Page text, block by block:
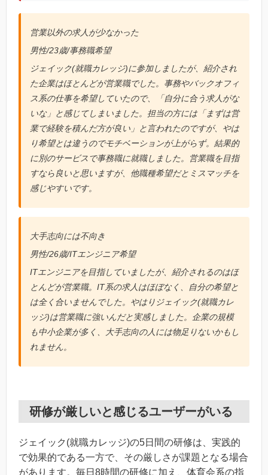
営業以外の求人が少なかった
男性/23歳/事務職希望
ジェイック(就職カレッジ)に参加しましたが、紹介され
た企業はほとんどが営業職でした。事務やバックオフィ
ス系の仕事を希望していたので、「自分に合う求人がな
いな」と感じてしまいました。担当の方には「まずは営
業で経験を積んだ方が良い」と言われたのですが、やは
り希望とは違うのでモチベーションが上がらず。結果的
に別のサービスで事務職に就職しました。営業職を目指
すなら良いと思いますが、他職種希望だとミスマッチを
感じやすいです。
大手志向には不向き
男性/26歳/ITエンジニア希望
ITエンジニアを目指していましたが、紹介されるのはほ
とんどが営業職。IT系の求人はほぼなく、自分の希望と
は全く合いませんでした。やはりジェイック(就職カレ
ッジ)は営業職に強いんだと実感しました。企業の規模
も中小企業が多く、大手志向の人には物足りないかもし
れません。
研修が厳しいと感じるユーザーがいる
ジェイック(就職カレッジ)の5日間の研修は、実践的
で効果的である一方で、その厳しさが課題となる場合
があります。毎日8時間の研修に加え、体育会系の指